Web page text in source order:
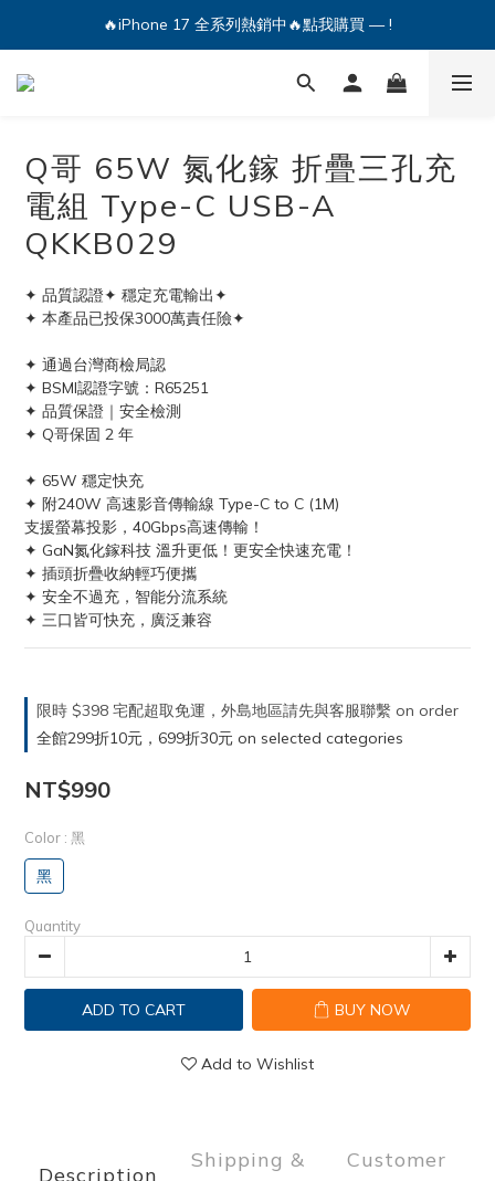
🔥iPhone 17 全系列熱銷中🔥點我購買 — !
🔥iPhone 17 全系列熱銷中🔥點我購買 — !
Q哥 65W 氮化鎵 折疊三孔充
電組 Type-C USB-A
QKKB029
✦ 品質認證✦ 穩定充電輸出✦
✦ 本產品已投保3000萬責任險✦
✦ 通過台灣商檢局認
✦ BSMI認證字號：R65251
✦ 品質保證｜安全檢測
✦ Q哥保固 2 年
✦ 65W 穩定快充
✦ 附240W 高速影音傳輸線 Type-C to C (1M)
支援螢幕投影，40Gbps高速傳輸！
✦ GaN氮化鎵科技 溫升更低！更安全快速充電！
✦ 插頭折疊收納輕巧便攜
✦ 安全不過充，智能分流系統
✦ 三口皆可快充，廣泛兼容
限時 $398 宅配超取免運，外島地區請先與客服聯繫 on order
全館299折10元，699折30元 on selected categories
NT$990
Color : 黑
黑
Quantity
ADD TO CART BUY NOW
Add to Wishlist
Description
Shipping &
Customer